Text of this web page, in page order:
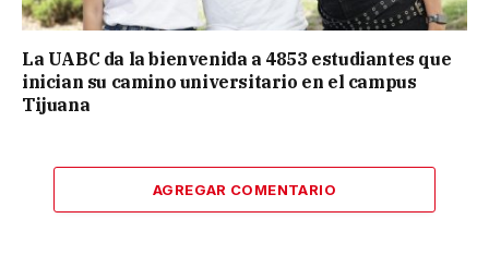
La UABC da la bienvenida a 4853 estudiantes que
inician su camino universitario en el campus
Tijuana
AGREGAR COMENTARIO